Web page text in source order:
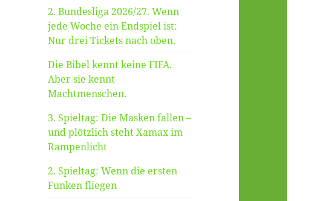
2. Bundesliga 2026/27. Wenn
jede Woche ein Endspiel ist:
Nur drei Tickets nach oben.
Die Bibel kennt keine FIFA.
Aber sie kennt
Machtmenschen.
3. Spieltag: Die Masken fallen –
und plötzlich steht Xamax im
Rampenlicht
2. Spieltag: Wenn die ersten
Funken fliegen